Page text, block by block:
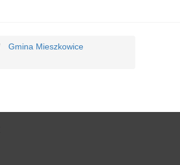
Gmina Mieszkowice